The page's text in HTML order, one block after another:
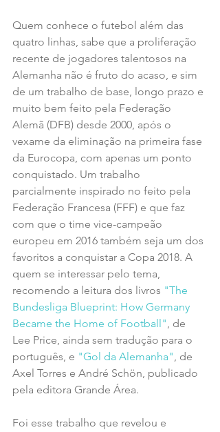
Quem conhece o futebol além das
quatro linhas, sabe que a proliferação
recente de jogadores talentosos na
Alemanha não é fruto do acaso, e sim
de um trabalho de base, longo prazo e
muito bem feito pela Federação
Alemã (DFB) desde 2000, após o
vexame da eliminação na primeira fase
da Eurocopa, com apenas um ponto
conquistado. Um trabalho
parcialmente inspirado no feito pela
Federação Francesa (FFF) e que faz
com que o time vice-campeão
europeu em 2016 também seja um dos
favoritos a conquistar a Copa 2018. A
quem se interessar pelo tema,
recomendo a leitura dos livros "The
Bundesliga Blueprint: How Germany
Became the Home of Football", de
Lee Price, ainda sem tradução para o
português, e "Gol da Alemanha", de
Axel Torres e André Schön, publicado
pela editora Grande Área.
Foi esse trabalho que revelou e